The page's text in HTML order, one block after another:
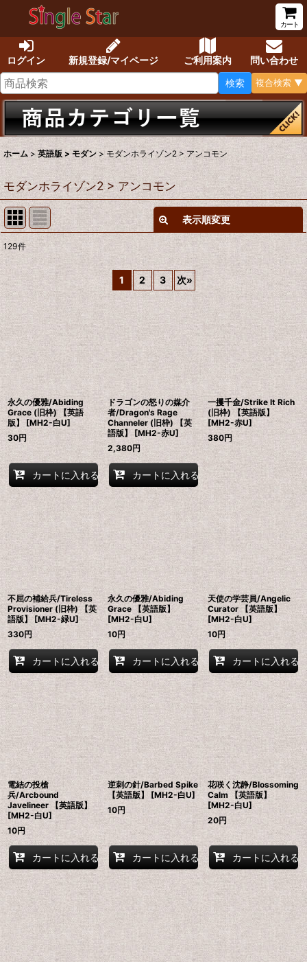
カート
ログイン 新規登録/マイページ ご利用案内
問い合わせ
検索
複合検索 ▼
ホーム > 英語版 > モダン > モダンホライゾン2 > アンコモン
モダンホライゾン2 > アンコモン
表示順変更
表示数
在庫あり
並び順 :
絞り込む
129件
1 2 3 次»
永久の優雅/Abiding
Grace (旧枠) 【英語
版】 [MH2-白U]
30円
カートに入れる
ドラゴンの怒りの媒介
者/Dragon's Rage
Channeler (旧枠) 【英
語版】 [MH2-赤U]
2,380円
カートに入れる
一攫千金/Strike It Rich
(旧枠) 【英語版】
[MH2-赤U]
380円
不屈の補給兵/Tireless
Provisioner (旧枠) 【英
語版】 [MH2-緑U]
330円
カートに入れる
永久の優雅/Abiding
Grace 【英語版】
[MH2-白U]
10円
カートに入れる
天使の学芸員/Angelic
Curator 【英語版】
[MH2-白U]
10円
カートに入れる
電結の投槍
兵/Arcbound
Javelineer 【英語版】
[MH2-白U]
10円
カートに入れる
逆刺の針/Barbed Spike
【英語版】 [MH2-白U]
10円
カートに入れる
花咲く沈静/Blossoming
Calm 【英語版】
[MH2-白U]
20円
カートに入れる